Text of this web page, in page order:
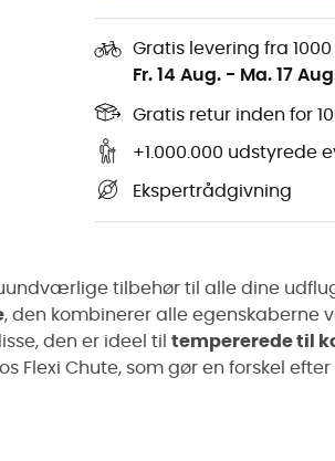
Gratis levering fra 1000
Fr. 14 Aug. - Ma. 17
Gratis retur inden for
+1.000.000 udstyrede
Ekspertrådgivning
tilbehør til alle dine
, den kombinerer alle egenskaberne
den er ideel til tempererede til
Flexi Chute, som gør en forskel efter